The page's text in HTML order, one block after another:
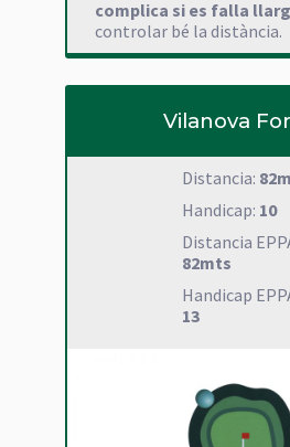
complica si es falla
controlar bé la distància.
Vilanova
Distancia:
Handicap: 10
Distancia
82mts
Handicap
13